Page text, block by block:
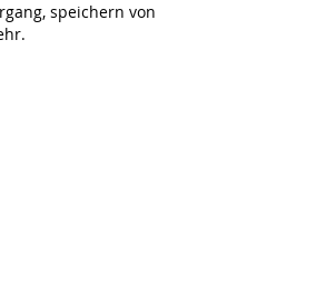
speichern von